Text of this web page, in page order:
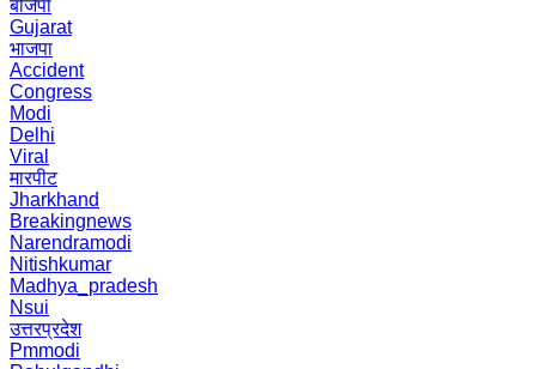
बीजेपी
Gujarat
भाजपा
Accident
Congress
Modi
Delhi
Viral
मारपीट
Jharkhand
Breakingnews
Narendramodi
Nitishkumar
Madhya_pradesh
Nsui
उत्तरप्रदेश
Pmmodi